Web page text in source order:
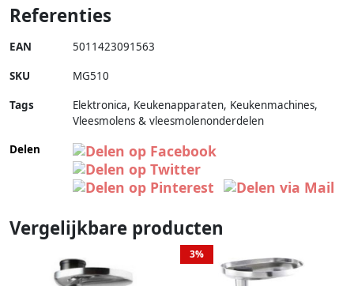
Referenties
EAN 5011423091563
SKU MG510
Tags
Elektronica, Keukenapparaten, Keukenmachines,
Vleesmolens & vleesmolenonderdelen
Delen
Vergelijkbare producten
3%